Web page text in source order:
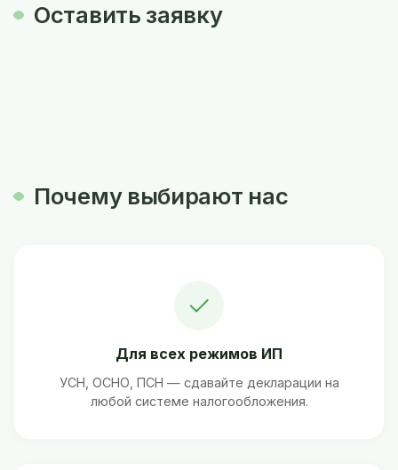
Оставить заявку
Почему выбирают нас
✓
Для всех режимов ИП
УСН, ОСНО, ПСН — сдавайте декларации на
любой системе налогообложения.